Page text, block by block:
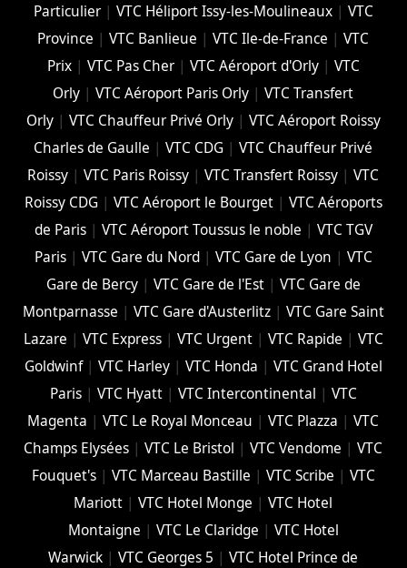
Particulier| VTC Héliport Issy-les-Moulineaux| VTC
Province |VTC Banlieue |VTC Ile-de-France |VTC
Prix| VTC Pas Cher| VTC Aéroport d'Orly| VTC
Orly |VTC Aéroport Paris Orly |VTC Transfert
Orly| VTC Chauffeur Privé Orly| VTC Aéroport Roissy
Charles de Gaulle |VTC CDG |VTC Chauffeur Privé
Roissy |VTC Paris Roissy |VTC Transfert Roissy |VTC
Roissy CDG | VTC Aéroport le Bourget| VTC Aéroports
de Paris| VTC Aéroport Toussus le noble | VTC TGV
Paris| VTC Gare du Nord| VTC Gare de Lyon | VTC
Gare de Bercy| VTC Gare de l'Est| VTC Gare de
Montparnasse | VTC Gare d'Austerlitz| VTC Gare Saint
Lazare | VTC Express| VTC Urgent| VTC Rapide | VTC
Goldwinf| VTC Harley| VTC Honda | VTC Grand Hotel
Paris| VTC Hyatt| VTC Intercontinental | VTC
Magenta |VTC Le Royal Monceau |VTC Plazza |VTC
Champs Elysées |VTC Le Bristol |VTC Vendome |VTC
Fouquet's| VTC Marceau Bastille | VTC Scribe | VTC
Mariott |VTC Hotel Monge |VTC Hotel
Montaigne | VTC Le Claridge | VTC Hotel
Warwick |VTC Georges 5 |VTC Hotel Prince de